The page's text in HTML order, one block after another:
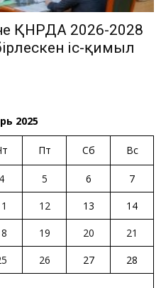
ҚНРДА 2026-2028
іс-қимыл
2025
Пт Сб Вс
4 5 6
7
12 13
14
19 20
21
26 27
28